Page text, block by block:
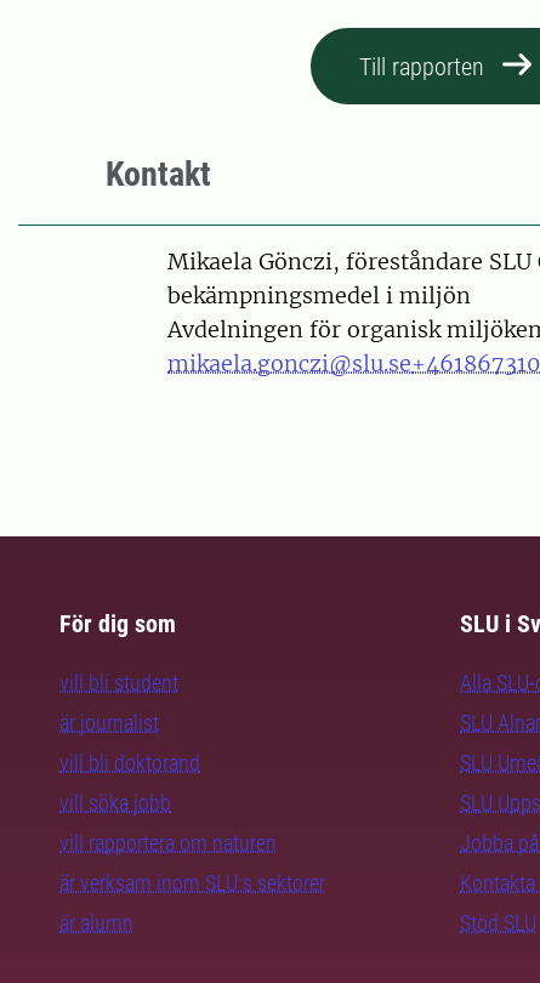
Till rapporten
Kontakt
PersonMikaela Gönczi, föreståndare
bekämpningsmedel i miljön
Avdelningen för organisk
mikaela.gonczi@slu.se
För dig som
vill bli student
är journalist
vill bli doktorand
vill söka jobb
vill rapportera om naturen
är verksam inom SLU:s sektorer
är alumn
SLU i
Alla
SLU
SLU
SLU
Jobba på
Kontakta
Stöd SLU